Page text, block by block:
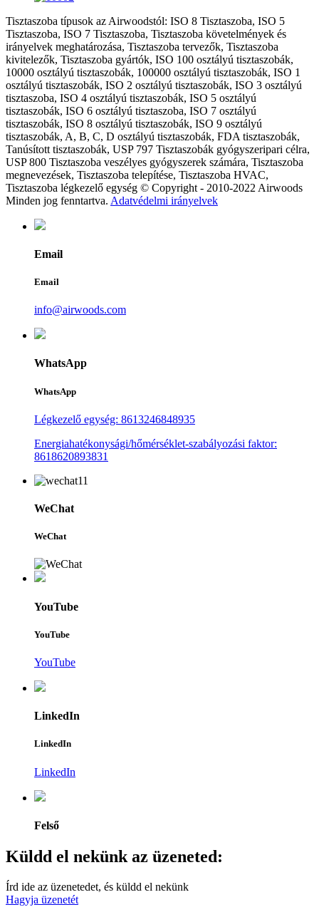
Tisztaszoba típusok az Airwoodstól: ISO 8 Tisztaszoba, ISO 5
Tisztaszoba, ISO 7 Tisztaszoba, Tisztaszoba követelmények és
irányelvek meghatározása, Tisztaszoba tervezők, Tisztaszoba
kivitelezők, Tisztaszoba gyártók, ISO 100 osztályú tisztaszobák,
10000 osztályú tisztaszobák, 100000 osztályú tisztaszobák, ISO 1
osztályú tisztaszobák, ISO 2 osztályú tisztaszobák, ISO 3 osztályú
tisztaszoba, ISO 4 osztályú tisztaszobák, ISO 5 osztályú
tisztaszobák, ISO 6 osztályú tisztaszoba, ISO 7 osztályú
tisztaszobák, ISO 8 osztályú tisztaszobák, ISO 9 osztályú
tisztaszobák, A, B, C, D osztályú tisztaszobák, FDA tisztaszobák,
Tanúsított tisztaszobák, USP 797 Tisztaszobák gyógyszeripari célra,
USP 800 Tisztaszoba veszélyes gyógyszerek számára, Tisztaszoba
megnevezések, Tisztaszoba telepítése, Tisztaszoba HVAC,
Tisztaszoba légkezelő egység © Copyright - 2010-2022 Airwoods
Minden jog fenntartva. Adatvédelmi irányelvek
Email
Email
info@airwoods.com
WhatsApp
WhatsApp
Légkezelő egység: 8613246848935
Energiahatékonysági/hőmérséklet-szabályozási faktor:
8618620893831
WeChat
WeChat
YouTube
YouTube
YouTube
LinkedIn
LinkedIn
LinkedIn
Felső
Küldd el nekünk az üzeneted:
Írd ide az üzenetedet, és küldd el nekünk
Hagyja üzenetét